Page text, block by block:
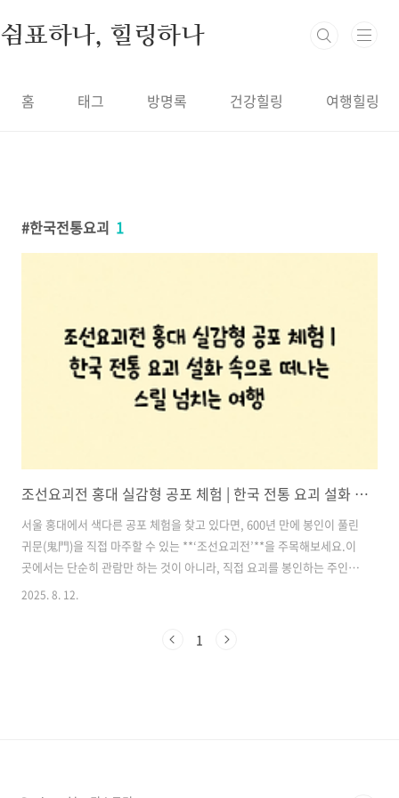
쉼표하나, 힐링하나
홈 태그 방명록 건강힐링 여행힐링
한국전통요괴 1
조선요괴전 홍대 실감형 공포 체험 | 한국 전통 요괴 설화 속으로 떠나는 스릴 넘치는 여행
서울 홍대에서 색다른 공포 체험을 찾고 있다면, 600년 만에 봉인이 풀린
귀문(鬼門)을 직접 마주할 수 있는 **‘조선요괴전’**을 주목해보세요.이
곳에서는 단순히 관람만 하는 것이 아니라, 직접 요괴를 봉인하는 주인공
이 되어 immersive(몰입형) 공포 콘텐츠를 즐길 수 있습니다.한국 전통
·가족과 함께 방문하기에도 좋습니다. 목차1. 조선요괴전이란? 2. 조선
2025. 8. 12.
1